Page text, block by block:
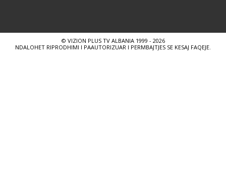
© VIZION PLUS TV ALBANIA 1999 - 2026
NDALOHET RIPRODHIMI I PAAUTORIZUAR I PERMBAJTJES SE KESAJ FAQEJE.